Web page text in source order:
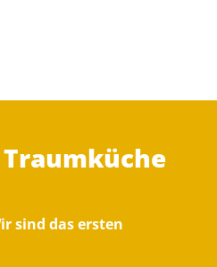
sind das ersten